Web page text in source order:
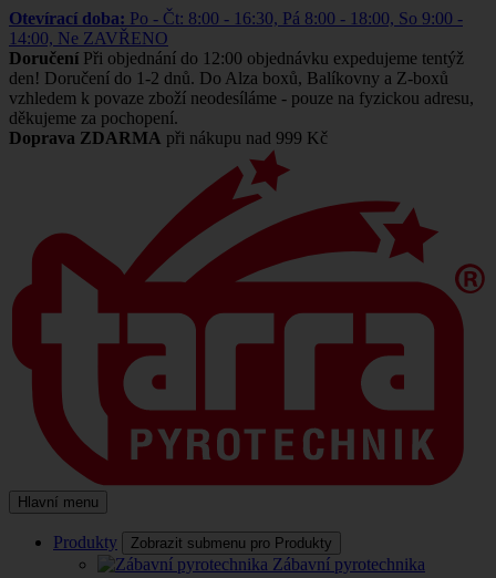
Otevírací doba: Po - Čt: 8:00 - 16:30, Pá 8:00 - 18:00, So 9:00 -
14:00, Ne ZAVŘENO
Doručení Při objednání do 12:00 objednávku expedujeme tentýž
den! Doručení do 1-2 dnů. Do Alza boxů, Balíkovny a Z-boxů
vzhledem k povaze zboží neodesíláme - pouze na fyzickou adresu,
děkujeme za pochopení.
Doprava ZDARMA při nákupu nad 999 Kč
Hlavní menu
Produkty Zobrazit submenu pro Produkty
Zábavní pyrotechnika